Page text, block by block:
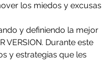
los miedos y excusas
y definiendo la mejor
VERSION. Durante este
y estrategias que les